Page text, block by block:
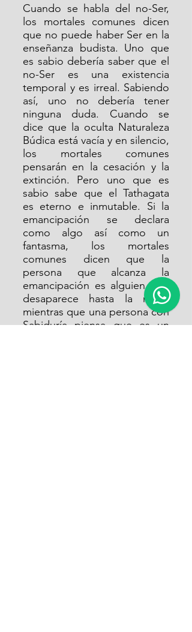
Cuando se habla del no-Ser,
los mortales comunes dicen
que no puede haber Ser en la
enseñanza budista. Uno que
es sabio debería saber que el
no-Ser es una existencia
temporal y es irreal. Sabiendo
así, uno no debería tener
ninguna duda. Cuando se
dice que la oculta Naturaleza
Búdica está vacía y en silencio,
los mortales comunes
pensarán en la cesación y la
extinción. Pero uno que es
sabio sabe que el Tathagata
es eterno e inmutable. Si la
emancipación se declara
como algo así como un
fantasma, los mortales
comunes dicen que la
persona que alcanza la
emancipación es alguien que
desaparece hasta la nada,
mientras que una persona con
Sabiduría piensa que es un